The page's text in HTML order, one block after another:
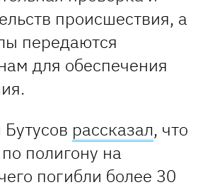
происшествия, а
передаются
для обеспечения
рассказал, что
полигону на
погибли более 30